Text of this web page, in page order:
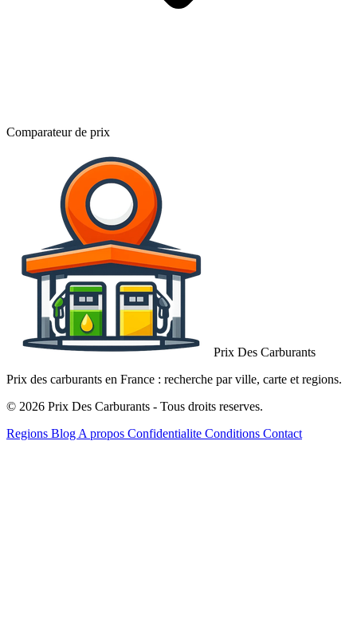
Comparateur de prix
Prix Des Carburants
Prix des carburants en France : recherche par ville, carte et regions.
© 2026 Prix Des Carburants - Tous droits reserves.
Regions Blog A propos Confidentialite Conditions Contact